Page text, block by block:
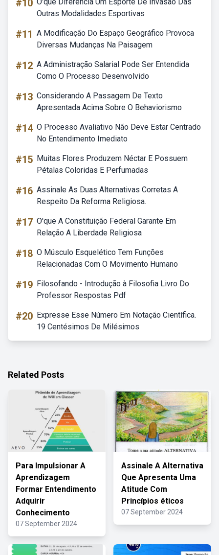
#10
Outras Modalidades Esportivas
#11 A Modificação Do Espaço Geográfico Provoca
Diversas Mudanças Na Paisagem
#12 A Administração Salarial Pode Ser Entendida
Como O Processo Desenvolvido
#13 Considerando A Passagem De Texto
Apresentada Acima Sobre O Behaviorismo
#14 O Processo Avaliativo Não Deve Estar Centrado
No Entendimento Imediato
#15 Muitas Flores Produzem Néctar E Possuem
Pétalas Coloridas E Perfumadas
#16 Assinale As Duas Alternativas Corretas A
Respeito Da Reforma Religiosa.
#17 O'que A Constituição Federal Garante Em
Relação A Liberdade Religiosa
#18 O Músculo Esquelético Tem Funções
Relacionadas Com O Movimento Humano
#19 Filosofando - Introdução à Filosofia Livro Do
Professor Respostas Pdf
#20 Expresse Esse Número Em Notação Científica.
19 Centésimos De Milésimos
Related Posts
Para Impulsionar A
Aprendizagem
Formar Entendimento
Adquirir
Conhecimento
07 September 2024
Assinale A Alternativa
Que Apresenta Uma
Atitude Com
Princípios éticos
07 September 2024